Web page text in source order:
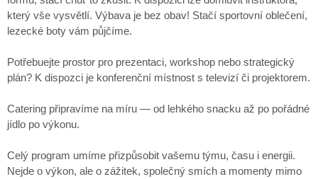
který vše vysvětlí. Výbava je bez obav! Stačí sportovní oblečení,
lezecké boty vám půjčíme.
Potřebuejte prostor pro prezentaci, workshop nebo strategický
plán? K dispozci je konferenční místnost s televizí či projektorem.
Catering připravíme na míru — od lehkého snacku až po pořádné
jídlo po výkonu.
Celý program umíme přizpůsobit vašemu týmu, času i energii.
Nejde o výkon, ale o zážitek, společný smích a momenty mimo